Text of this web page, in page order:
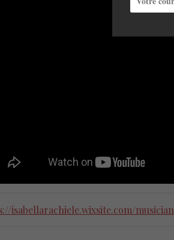
isabellarachiele.wixsite.com/musician